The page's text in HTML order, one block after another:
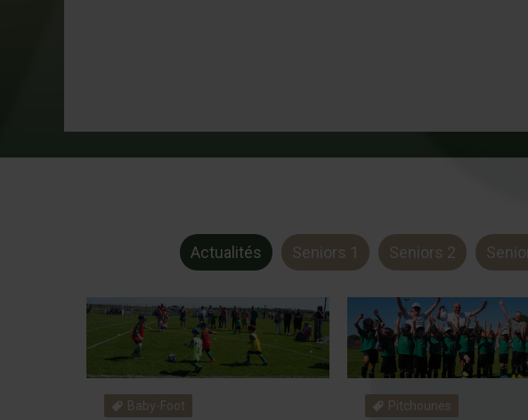
Actualités Seniors 1 Seniors 2
Baby-Foot Pitchounes